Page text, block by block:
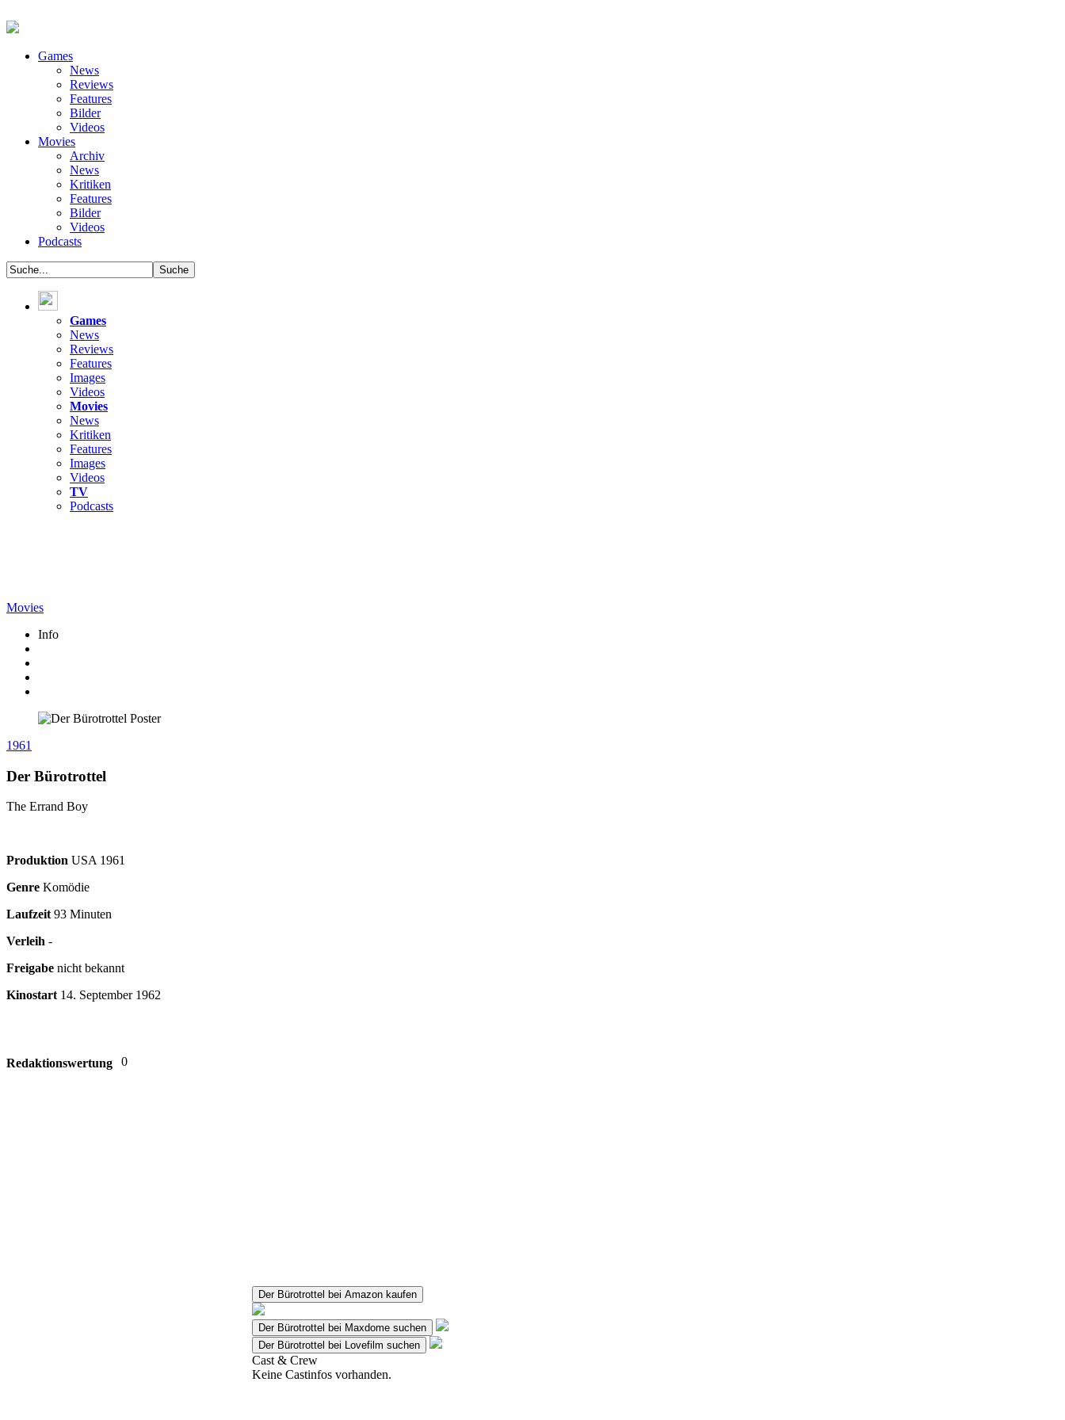
Games
News
Reviews
Features
Bilder
Videos
Movies
Archiv
News
Kritiken
Features
Bilder
Videos
Podcasts
Games
News
Reviews
Features
Images
Videos
Movies
News
Kritiken
Features
Images
Videos
TV
Podcasts
Movies
Info
1961
Der Bürotrottel
The Errand Boy
Produktion USA 1961
Genre Komödie
Laufzeit93 Minuten
Verleih -
Freigabe nicht bekannt
Kinostart 14. September 1962
Redaktionswertung 0
Der Bürotrottel bei Amazon kaufen
Der Bürotrottel bei Maxdome suchen
Der Bürotrottel bei Lovefilm suchen
Cast & Crew
Keine Castinfos vorhanden.